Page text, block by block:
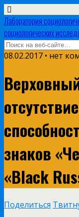
Лаборатория
социологических
08.02.2017 • нет
знаков
«Black
Поделиться